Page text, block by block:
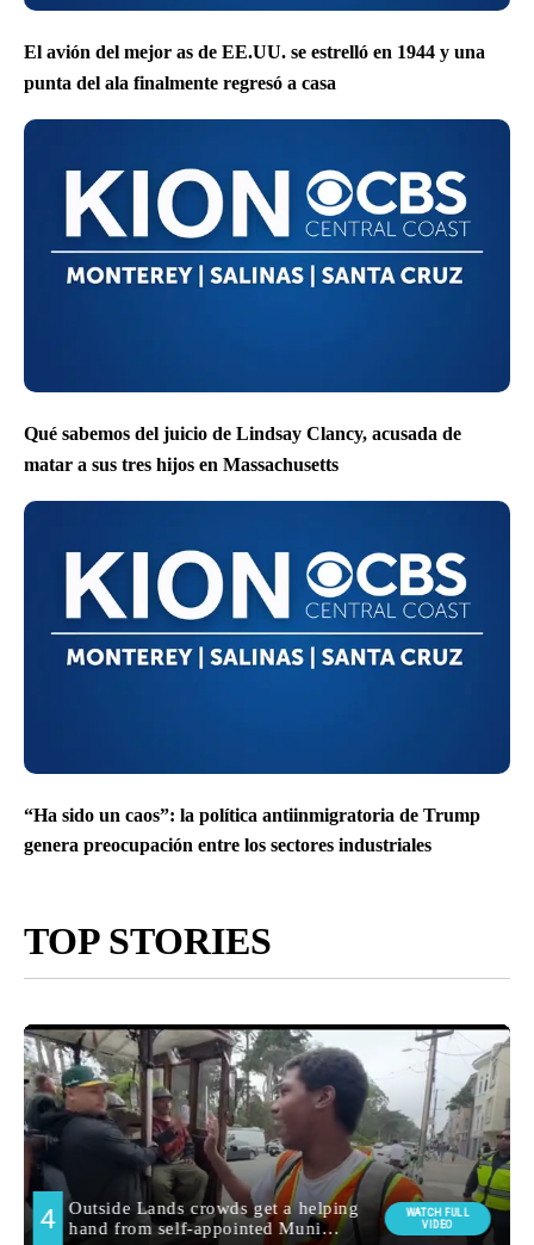
El avión del mejor as de EE.UU. se estrelló en 1944 y una
punta del ala finalmente regresó a casa
Qué sabemos del juicio de Lindsay Clancy, acusada de
matar a sus tres hijos en Massachusetts
“Ha sido un caos”: la política antiinmigratoria de Trump
genera preocupación entre los sectores industriales
TOP STORIES